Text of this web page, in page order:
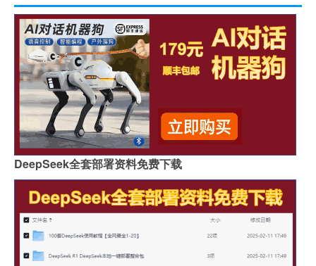
DeepSeek全套部署资料免费下载